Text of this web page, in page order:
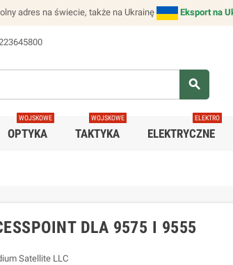
adres na świecie, także na Ukrainę Eksport na
search
OPTYKA
WOJSKOWE
TAKTYKA
WOJSKOWE
ELEKTRYCZNE
ELEKTRO
DLA 9575 I 9555
Satellite LLC